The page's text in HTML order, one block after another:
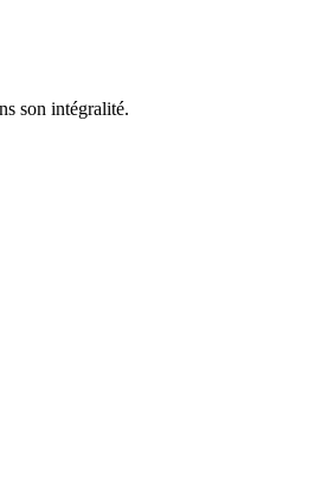
son intégralité.